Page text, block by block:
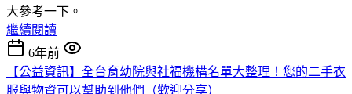
大參考一下。
繼續閱讀
6年前
【公益資訊】全台育幼院與社福機構名單大整理！您的二手衣
服與物資可以幫助到他們（歡迎分享）